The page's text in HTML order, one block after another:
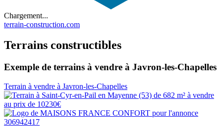
Chargement...
terrain-construction.com
Terrains constructibles
Exemple de terrains à vendre à Javron-les-Chapelles
Terrain à vendre à Javron-les-Chapelles